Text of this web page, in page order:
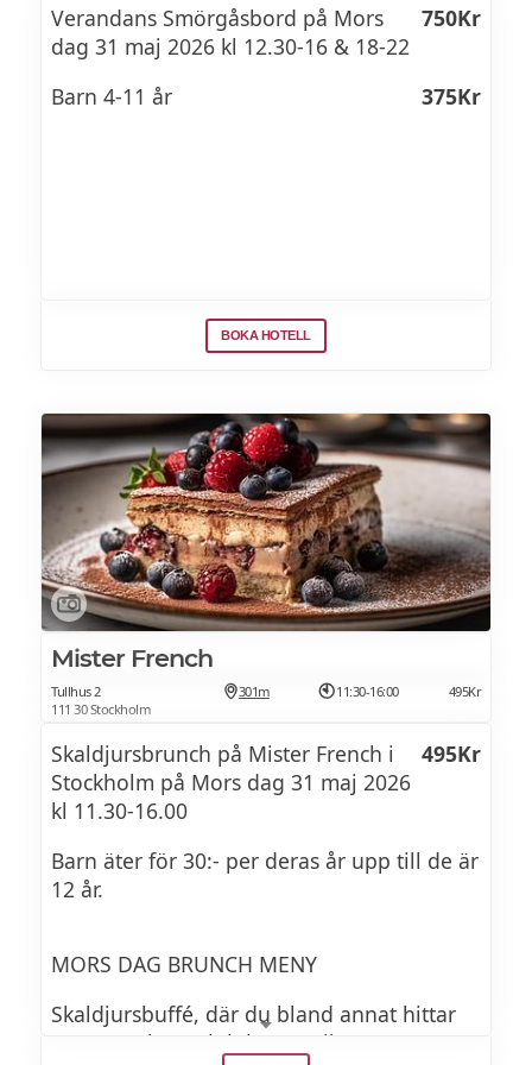
Vinförslag: 2022 Torre Del Falasco Ripasso
Superiore
Corvina, corvinone, rondinella, Veneto,
Italy
Vinförslag: 2018 Mouton Cadet sauternes
2021 Umathum Weingut Umathum,
Burgenland, Österrik
Verandans Smörgåsbord på Mors
dag 31 maj 2026 kl 12.30-16 & 18-22
750Kr
Barn 4-11 år 375Kr
BOKA HOTELL
Mister French
Tullhus 2
111 30 Stockholm
301m 11:30-16:00 495Kr
Skaldjursbrunch på Mister French i
Stockholm på Mors dag 31 maj 2026
kl 11.30-16.00
495Kr
Barn äter för 30:- per deras år upp till de är
12 år.
MORS DAG BRUNCH MENY
Skaldjursbuffé, där du bland annat hittar
ostron, räkor och lobster roll.